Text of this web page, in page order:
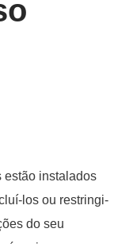
estão instalados
los ou restringi-
do seu